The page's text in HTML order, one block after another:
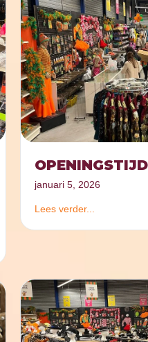
januari 5, 2026
Lees verder...